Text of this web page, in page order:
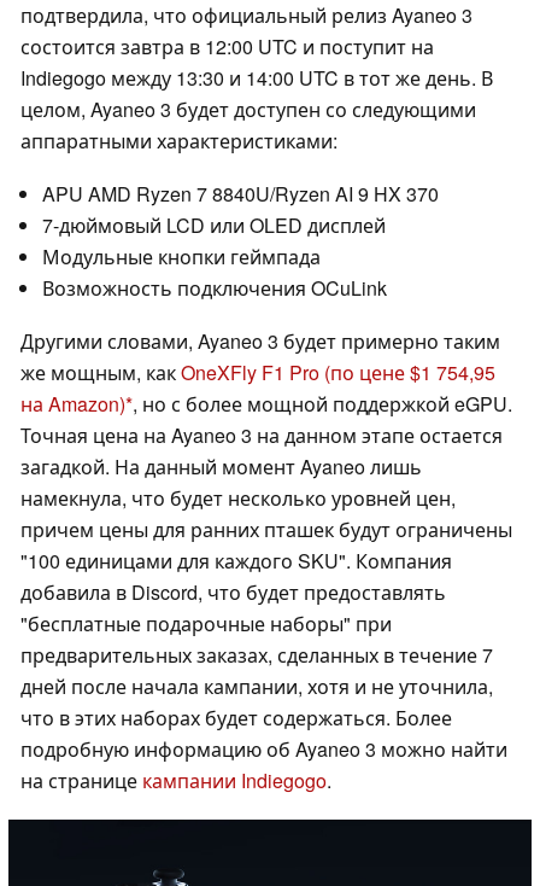
подтвердила, что официальный релиз Ayaneo 3
состоится завтра в 12:00 UTC и поступит на
Indiegogo между 13:30 и 14:00 UTC в тот же день. В
целом, Ayaneo 3 будет доступен со следующими
аппаратными характеристиками:
APU AMD Ryzen 7 8840U/Ryzen AI 9 HX 370
7-дюймовый LCD или OLED дисплей
Модульные кнопки геймпада
Возможность подключения OCuLink
Другими словами, Ayaneo 3 будет примерно таким
же мощным, какOneXFly F1 Pro (по цене $1 754,95
на Amazon) , но с более мощной поддержкой eGPU.
Точная цена на Ayaneo 3 на данном этапе остается
загадкой. На данный момент Ayaneo лишь
намекнула, что будет несколько уровней цен,
причем цены для ранних пташек будут ограничены
"100 единицами для каждого SKU". Компания
добавила в Discord, что будет предоставлять
"бесплатные подарочные наборы" при
предварительных заказах, сделанных в течение 7
дней после начала кампании, хотя и не уточнила,
что в этих наборах будет содержаться. Более
подробную информацию об Ayaneo 3 можно найти
на странице кампании Indiegogo.